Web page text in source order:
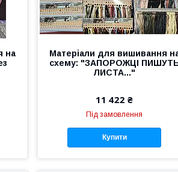
на
Матеріали для вишивання
схему: "ЗАПОРОЖЦІ
ЛИСТА..."
11 422 ₴
Під замовлення
Купити